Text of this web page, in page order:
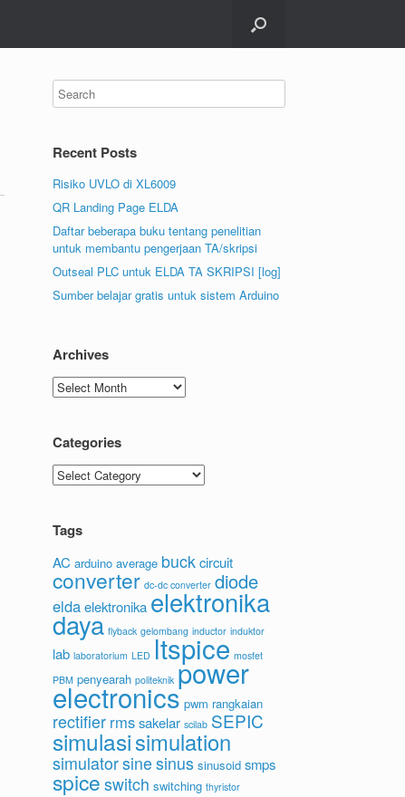
Recent Posts
Risiko UVLO di XL6009
QR Landing Page ELDA
Daftar beberapa buku tentang penelitian
untuk membantu pengerjaan TA/skripsi
Outseal PLC untuk ELDA TA SKRIPSI [log]
Sumber belajar gratis untuk sistem Arduino
Archives
Archives
Categories
Categories
Tags
AC arduino average buck circuit
converter dc-dc converter diode
elda elektronika elektronika
daya flyback gelombang inductor induktor
lab laboratorium LED ltspice mosfet
PBM penyearah politeknik power
electronics pwm rangkaian
rectifier rms sakelar scilab SEPIC
simulasisimulation
simulatorsine sinus sinusoid smps
spice switch switching thyristor